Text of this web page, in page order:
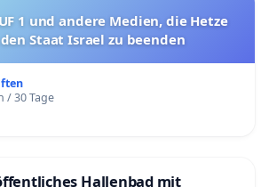
1 und andere Medien, die Hetze
Staat Israel zu beenden
/ 30 Tage
Hallenbad mit